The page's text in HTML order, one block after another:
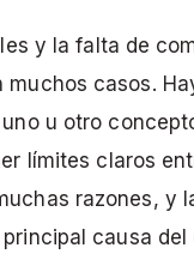
y la falta de
casos.
u otro
límites claros
razones, y
causa